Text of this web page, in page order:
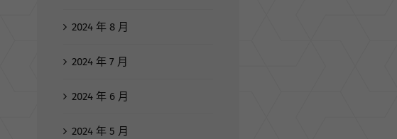
2024 年 8 月
2024 年 7 月
2024 年 6 月
2024 年 5 月